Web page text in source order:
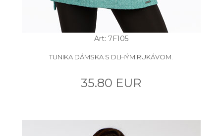
Art: 7F105
TUNIKA DÁMSKA S DLHÝM RUKÁVOM.
35.80 EUR